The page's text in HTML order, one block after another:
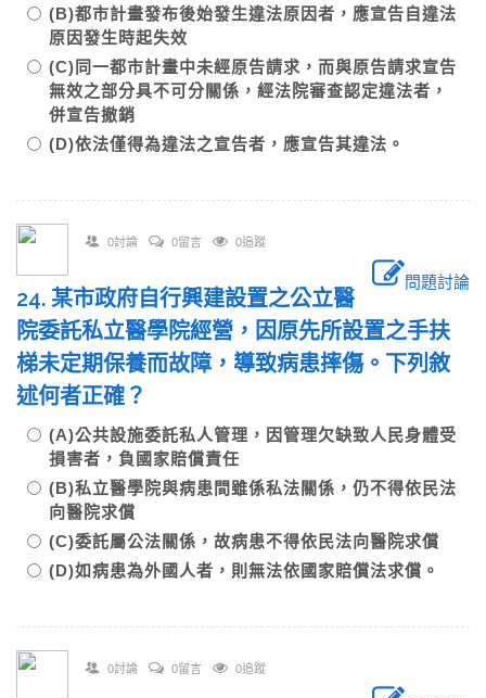
(B)都市計畫發布後始發生違法原因者，應宣告自違法
原因發生時起失效
(C)同一都市計畫中未經原告請求，而與原告請求宣告
無效之部分具不可分關係，經法院審查認定違法者，
併宣告撤銷
(D)依法僅得為違法之宣告者，應宣告其違法。
0討論 0留言 0追蹤
問題討論
24. 某市政府自行興建設置之公立醫
院委託私立醫學院經營，因原先所設置之手扶
梯未定期保養而故障，導致病患摔傷。下列敘
述何者正確？
(A)公共設施委託私人管理，因管理欠缺致人民身體受
損害者，負國家賠償責任
(B)私立醫學院與病患間雖係私法關係，仍不得依民法
向醫院求償
(C)委託屬公法關係，故病患不得依民法向醫院求償
(D)如病患為外國人者，則無法依國家賠償法求償。
0討論 0留言 0追蹤